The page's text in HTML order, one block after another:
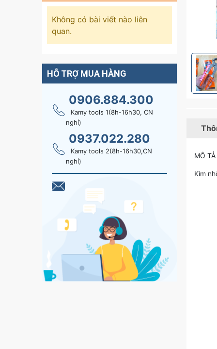
MÔ
Kìm
Không có bài viết nào liên
quan.
HỖ TRỢ MUA HÀNG
0906.884.300
Kamy tools 1(8h-16h30, CN
nghỉ)
0937.022.280
Kamy tools 2(8h-16h30,CN
nghỉ)